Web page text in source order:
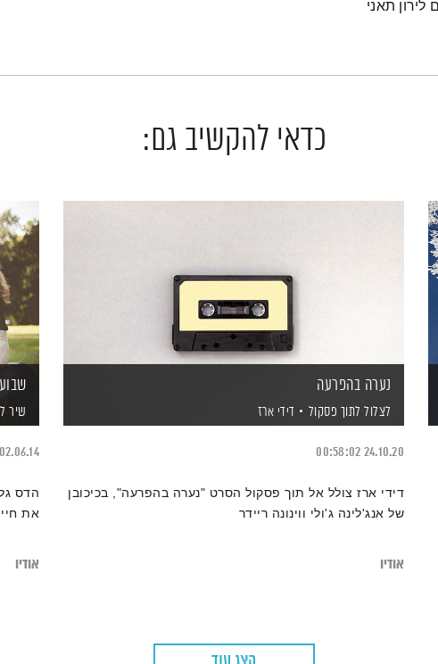
כדאי להקשיב גם:
נערה בהפרעה
לצלול לתוך פסקול דידי ארז
24.10.20
00:58:02
דידי ארז צולל אל תוך פסקול הסרט "נערה בהפרעה", בכיכובן
של אנג'לינה ג'ולי ווינונה ריידר
אודיו
שיר
02.06.14
הדס
את
אודיו